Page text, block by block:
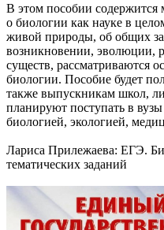
В этом пособии содержится
о биологии как науке в
живой природы, об общих
возникновении, эволюции,
существ, рассматриваются
биологии. Пособие будет
также выпускникам школ,
планируют поступать в
биологией, экологией,
Лариса Прилежаева: ЕГЭ.
тематических заданий